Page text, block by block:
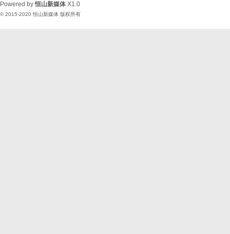
Powered by恒山新媒体 X1.0
© 2015-2020 恒山新媒体 版权所有